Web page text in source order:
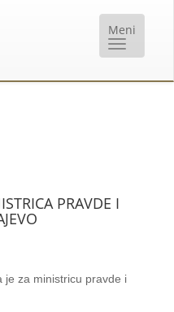
PRAVDE I
je za ministricu pravde i